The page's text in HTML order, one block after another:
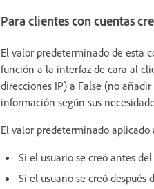
Para clientes con cuentas
El valor predeterminado de esta
función a la interfaz de cara al
direcciones IP) a False (no
información según sus
El valor predeterminado aplicado
Si el usuario se creó antes
Si el usuario se creó después